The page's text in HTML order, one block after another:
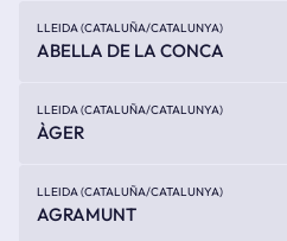
LLEIDA (CATALUÑA/CATALUNYA)
ABELLA DE LA CONCA
LLEIDA (CATALUÑA/CATALUNYA)
ÀGER
LLEIDA (CATALUÑA/CATALUNYA)
AGRAMUNT